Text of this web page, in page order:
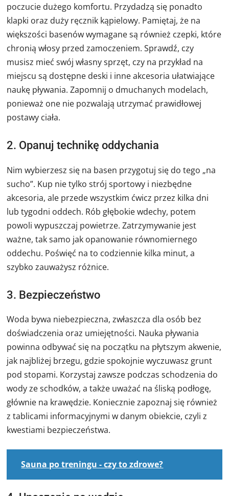
poczucie dużego komfortu. Przydadzą się ponadto
klapki oraz duży ręcznik kąpielowy. Pamiętaj, że na
większości basenów wymagane są również czepki, które
chronią włosy przed zamoczeniem. Sprawdź, czy
musisz mieć swój własny sprzęt, czy na przykład na
miejscu są dostępne deski i inne akcesoria ułatwiające
naukę pływania. Zapomnij o dmuchanych modelach,
ponieważ one nie pozwalają utrzymać prawidłowej
postawy ciała.
2. Opanuj technikę oddychania
Nim wybierzesz się na basen przygotuj się do tego „na
sucho”. Kup nie tylko strój sportowy i niezbędne
akcesoria, ale przede wszystkim ćwicz przez kilka dni
lub tygodni oddech. Rób głębokie wdechy, potem
powoli wypuszczaj powietrze. Zatrzymywanie jest
ważne, tak samo jak opanowanie równomiernego
oddechu. Poświęć na to codziennie kilka minut, a
szybko zauważysz różnice.
3. Bezpieczeństwo
Woda bywa niebezpieczna, zwłaszcza dla osób bez
doświadczenia oraz umiejętności. Nauka pływania
powinna odbywać się na początku na płytszym akwenie,
jak najbliżej brzegu, gdzie spokojnie wyczuwasz grunt
pod stopami. Korzystaj zawsze podczas schodzenia do
wody ze schodków, a także uważać na śliską podłogę,
głównie na krawędzie. Koniecznie zapoznaj się również
z tablicami informacyjnymi w danym obiekcie, czyli z
kwestiami bezpieczeństwa.
Sauna po treningu - czy to zdrowe?